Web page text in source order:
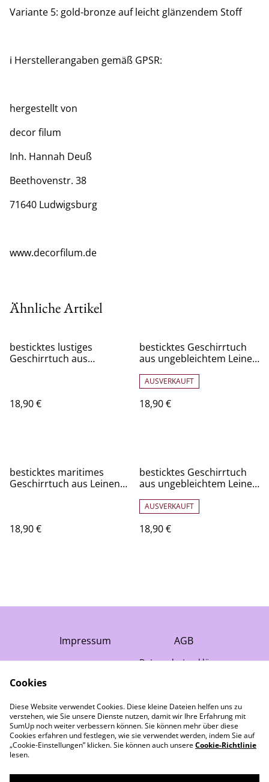
Variante 5: gold-bronze auf leicht glänzendem Stoff
ℹ️ Herstellerangaben gemäß GPSR:
hergestellt von
decor filum
Inh. Hannah Deuß
Beethovenstr. 38
71640 Ludwigsburg
www.decorfilum.de
Ähnliche Artikel
besticktes lustiges
Geschirrtuch aus
18,90 €
besticktes Geschirrtuch
aus ungebleichtem Leinen
AUSVERKAUFT
18,90 €
besticktes maritimes
Geschirrtuch aus Leinen
18,90 €
besticktes Geschirrtuch
aus ungebleichtem Leinen
AUSVERKAUFT
18,90 €
Impressum AGB
Datenschutzerklärung
Widerruf
Kontakt
Cookies
Diese Website verwendet Cookies. Diese kleine Dateien helfen uns zu
verstehen, wie Sie unsere Dienste nutzen, damit wir Ihre Erfahrung mit
SumUp noch weiter verbessern können. Sie können mehr über diese
Cookies erfahren und festlegen, wie sie verwendet werden, indem Sie auf
„Cookie-Einstellungen” klicken. Sie können auch unsereCookie-Richtlinie
lesen.